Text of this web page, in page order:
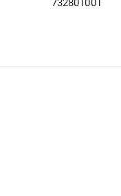
732801001